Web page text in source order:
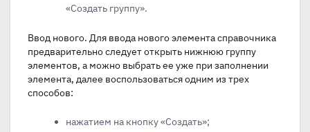
«Создать группу».
Ввод нового. Для ввода нового элемента справочника
предварительно следует открыть нижнюю группу
элементов, а можно выбрать ее уже при заполнении
элемента, далее воспользоваться одним из трех
способов:
нажатием на кнопку «Создать»;